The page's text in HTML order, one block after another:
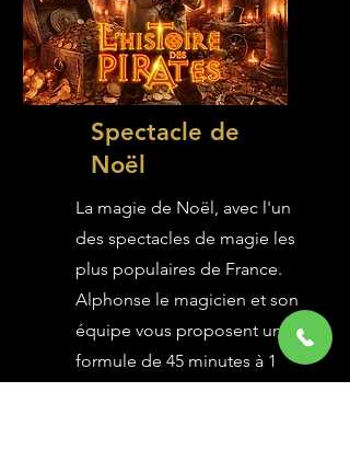
Spectacle de
Noël
La magie de Noël, avec l'un
des spectacles de magie les
plus populaires de France.
Alphonse le magicien et son
équipe vous proposent une
formule de 45 minutes à 1